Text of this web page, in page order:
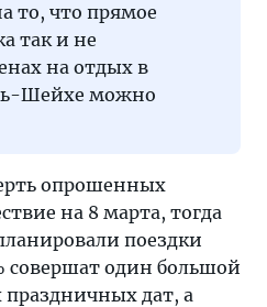
то, что прямое
так и не
на отдых в
Шейхе можно
опрошенных
на 8 марта, тогда
поездки
совершат один большой
праздничных дат, а